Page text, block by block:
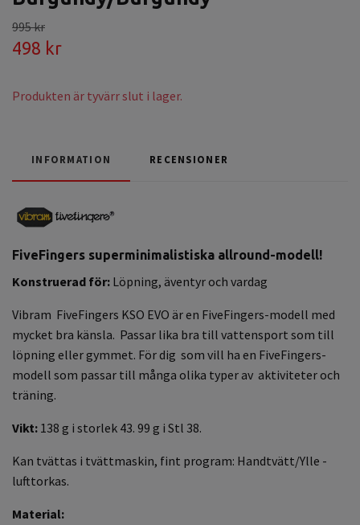
995 kr
498 kr
Produkten är tyvärr slut i lager.
INFORMATION RECENSIONER
FiveFingers superminimalistiska allround-modell!
Konstruerad för: Löpning, äventyr och vardag
Vibram FiveFingers KSO EVO är en FiveFingers-modell med
mycket bra känsla. Passar lika bra till vattensport som till
löpning eller gymmet. För dig som vill ha en FiveFingers-
modell som passar till många olika typer av aktiviteter och
träning.
Vikt: 138 g i storlek 43. 99 g i Stl 38.
Kan tvättas i tvättmaskin, fint program: Handtvätt/Ylle -
lufttorkas.
Material: